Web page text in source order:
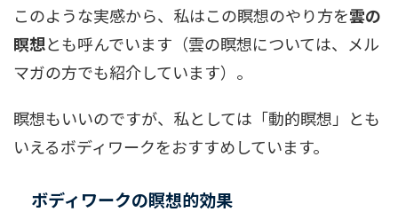
このような実感から、私はこの瞑想のやり方を雲の
瞑想とも呼んでいます（雲の瞑想については、メル
マガの方でも紹介しています）。
瞑想もいいのですが、私としては「動的瞑想」とも
いえるボディワークをおすすめしています。
ボディワークの瞑想的効果